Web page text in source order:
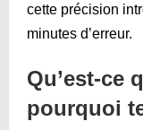
cette précision
minutes d’erreur.
Qu’est-ce
pourquoi